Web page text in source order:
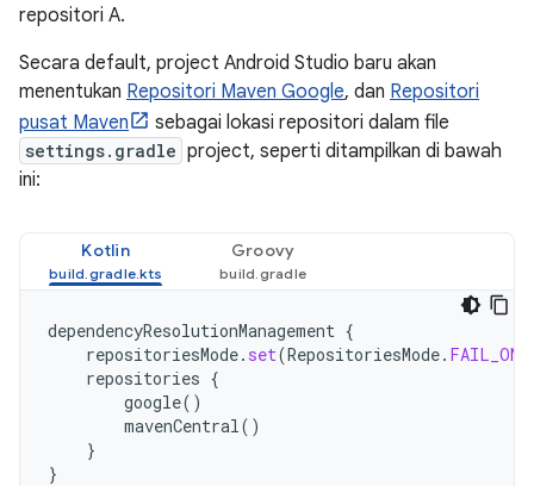
repositori A.
Secara default, project Android Studio baru akan
menentukan Repositori Maven Google, dan Repositori
pusat Maven
sebagai lokasi repositori dalam file
settings.gradle project, seperti ditampilkan di bawah
ini:
Kotlin Groovy
dependencyResolutionManagement {
repositoriesMode. set(RepositoriesMode.
repositories {
google()
mavenCentral()
}
}